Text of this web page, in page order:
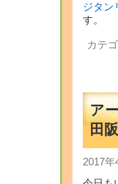
ジタン
す。
カテ
ア
田
2017